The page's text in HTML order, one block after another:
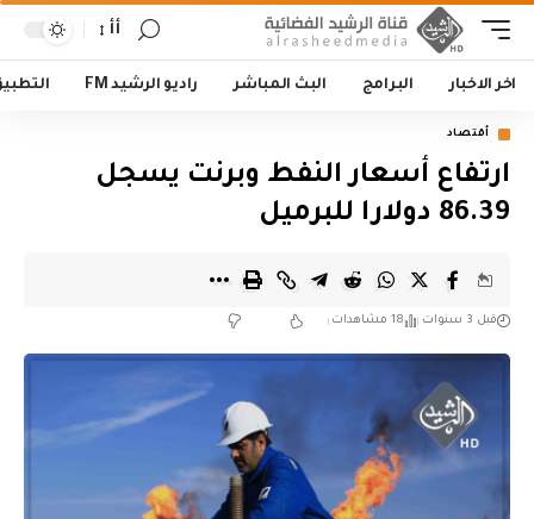
أأ
اخر الاخبار البرامج البث المباشر راديو الرشيد FM
أقتصاد
ارتفاع أسعار النفط وبرنت يسجل
86.39 دولارا للبرميل
قبل 3 سنوات 18 مشاهدات